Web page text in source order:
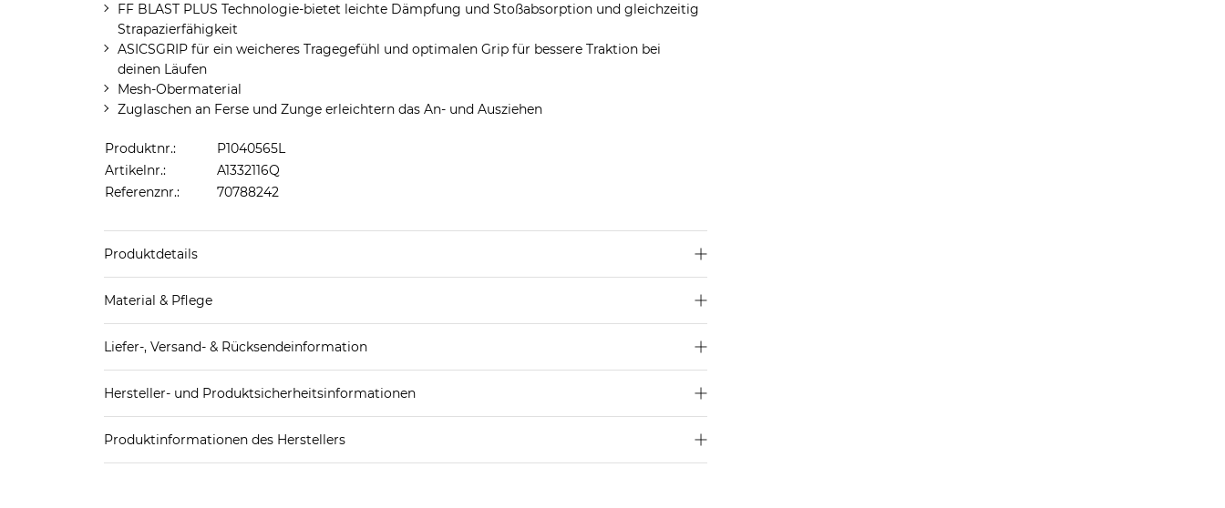
FF BLAST PLUS Technologie-bietet leichte Dämpfung und Stoßabsorption und gleichzeitig
Strapazierfähigkeit
ASICSGRIP für ein weicheres Tragegefühl und optimalen Grip für bessere Traktion bei
deinen Läufen
Mesh-Obermaterial
Zuglaschen an Ferse und Zunge erleichtern das An- und Ausziehen
Produktnr.:
P1040565L
Artikelnr.:
A1332116Q
Referenznr.:
70788242
Produktdetails
Material & Pflege
Futter Schuhe: Textil
Laufsohle: Sonstiges Material (Kunststoff)
Obermaterial Schuhe: Textil
Liefer-, Versand- & Rücksendeinformation
Spedition
Hersteller- und Produktsicherheitsinformationen
ASICS Deutschland GmbH
Produktinformationen des Herstellers